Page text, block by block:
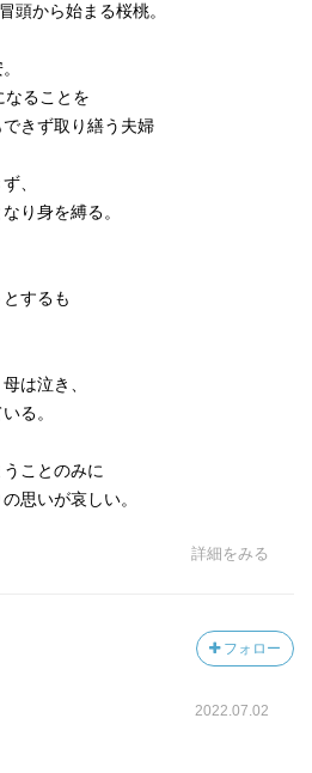
頭から始まる桜桃。
なることを
きず取り繕う夫婦
、
り身を縛る。
するも
は泣き、
る。
ことのみに
思いが哀しい。
詳細をみる
フォロー
2022.07.02